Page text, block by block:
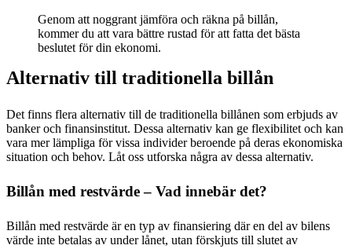
Genom att noggrant jämföra och räkna på billån,
kommer du att vara bättre rustad för att fatta det bästa
beslutet för din ekonomi.
Alternativ till traditionella billån
Det finns flera alternativ till de traditionella billånen som erbjuds av
banker och finansinstitut. Dessa alternativ kan ge flexibilitet och kan
vara mer lämpliga för vissa individer beroende på deras ekonomiska
situation och behov. Låt oss utforska några av dessa alternativ.
Billån med restvärde – Vad innebär det?
Billån med restvärde är en typ av finansiering där en del av bilens
värde inte betalas av under lånet, utan förskjuts till slutet av